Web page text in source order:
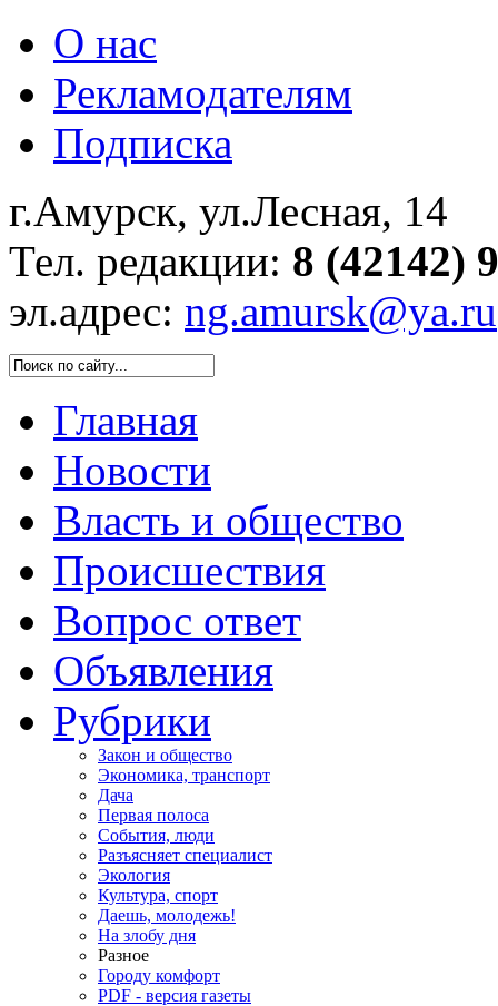
О нас
Рекламодателям
Подписка
г.Амурск, ул.Лесная, 14
Тел. редакции: 8 (42142)
эл.адрес: ng.amursk@ya.ru
Главная
Новости
Власть и общество
Происшествия
Вопрос ответ
Объявления
Рубрики
Закон и общество
Экономика, транспорт
Дача
Первая полоса
События, люди
Разъясняет специалист
Экология
Культура, спорт
Даешь, молодежь!
На злобу дня
Разное
Городу комфорт
PDF - версия газеты